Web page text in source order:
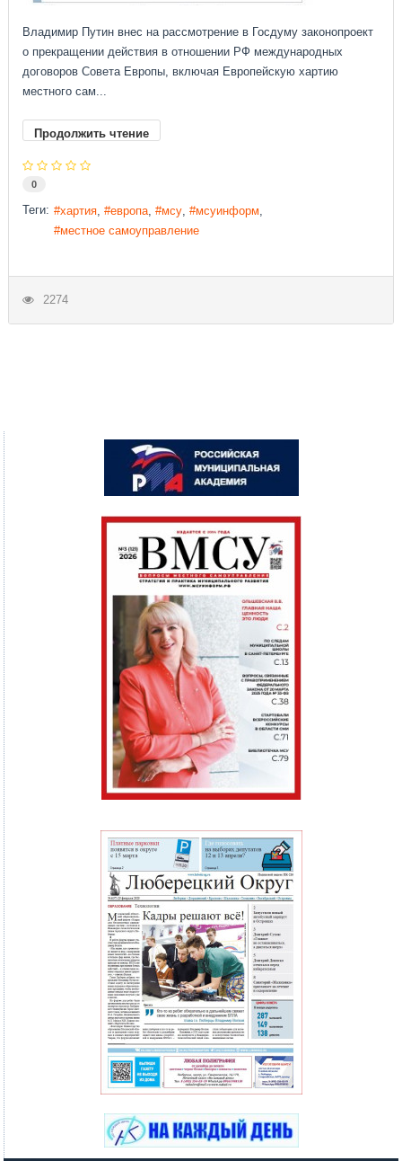
Владимир Путин внес на рассмотрение в Госдуму законопроект
о прекращении действия в отношении РФ международных
договоров Совета Европы, включая Европейскую хартию
местного сам...
Продолжить чтение
0
Теги: хартия европа мсу
мсуинформ
местное самоуправление
2274